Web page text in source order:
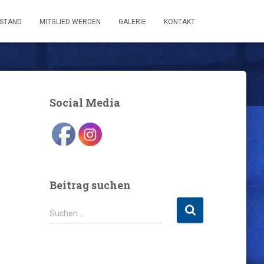
MITGLIED WERDEN GALERIE KONTAKT
Social Media
Beitrag suchen
S
u
Suchen …